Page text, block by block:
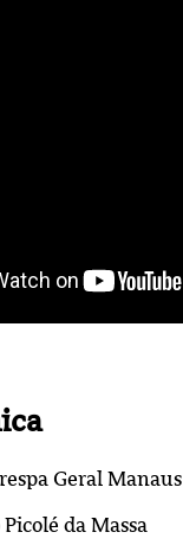
Geral Manaus
da Massa